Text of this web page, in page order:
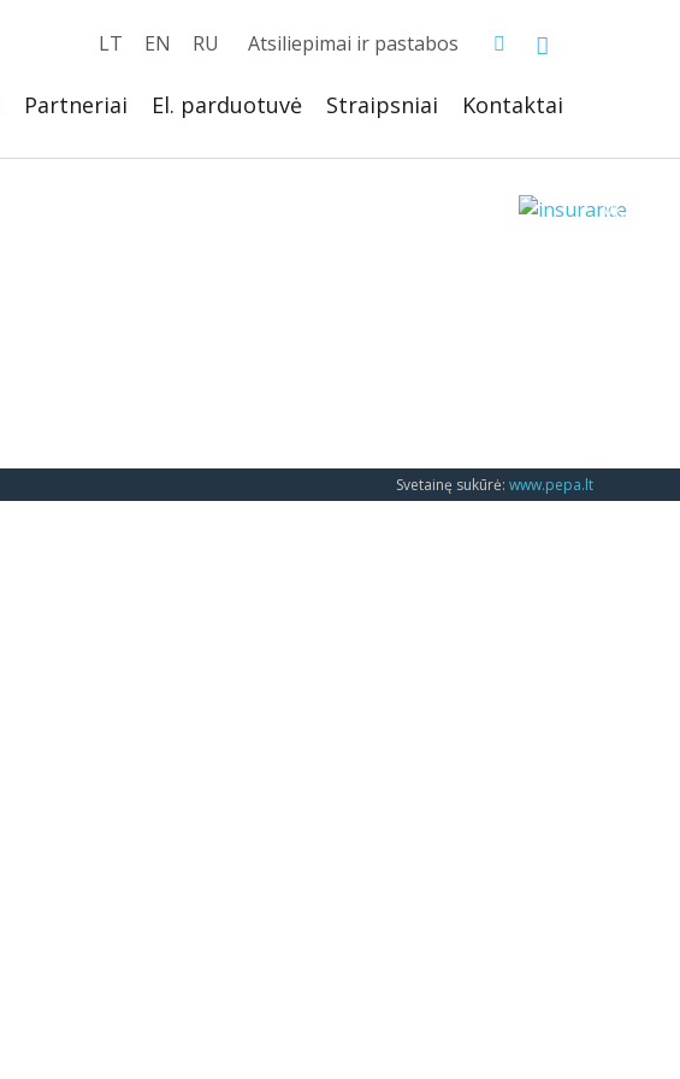
Atsiliepimai ir pastabos
LT EN RU
Partneriai El. parduotuvė Straipsniai Kontaktai
Svetainę sukūrė: www.pepa.lt